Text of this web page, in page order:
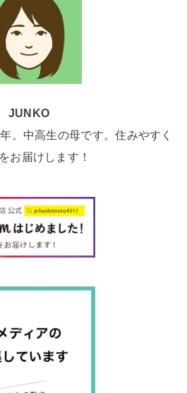
JUNKO
。中高生の母です。住みやすく
お届けします！